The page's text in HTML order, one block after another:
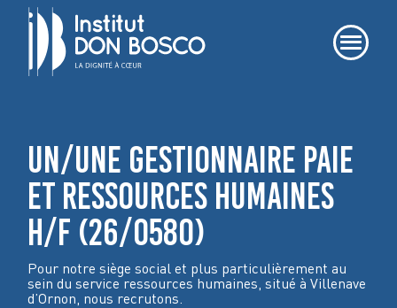
UN/UNE GESTIONNAIRE PAIE
ET RESSOURCES HUMAINES
H/F (26/0580)
Pour notre siège social et plus particulièrement au
sein du service ressources humaines, situé à Villenave
d’Ornon, nous recrutons.